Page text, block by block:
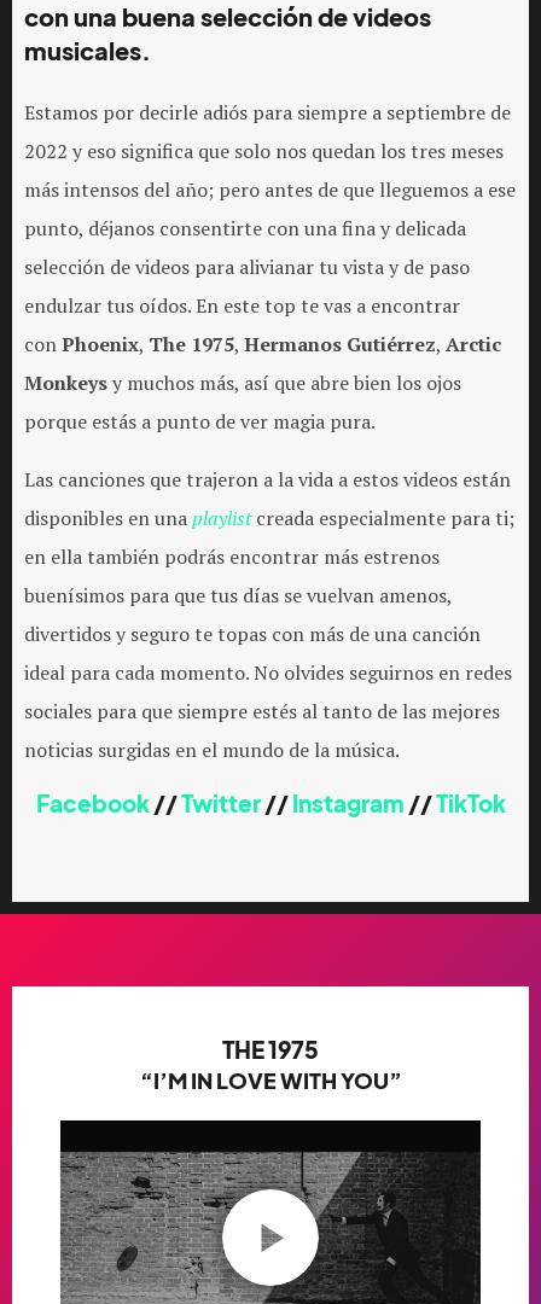
con una buena selección de videos
musicales.
Estamos por decirle adiós para siempre a septiembre de
2022 y eso significa que solo nos quedan los tres meses
más intensos del año; pero antes de que lleguemos a ese
punto, déjanos consentirte con una fina y delicada
selección de videos para alivianar tu vista y de paso
endulzar tus oídos. En este top te vas a encontrar
conPhoenix, The 1975, Hermanos Gutiérrez, Arctic
Monkeysy muchos más, así que abre bien los ojos
porque estás a punto de ver magia pura.
Las canciones que trajeron a la vida a estos videos están
disponibles en unaplaylistcreada especialmente para ti;
en ella también podrás encontrar más estrenos
buenísimos para que tus días se vuelvan amenos,
divertidos y seguro te topas con más de una canción
ideal para cada momento. No olvides seguirnos en redes
sociales para que siempre estés al tanto de las mejores
noticias surgidas en el mundo de la música.
Facebook//Twitter//Instagram //TikTok
THE 1975
“I’M IN LOVE WITH YOU”